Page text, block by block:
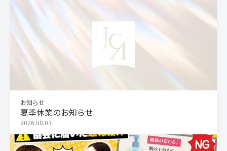
お知らせ
夏季休業のお知らせ
2026.08.03